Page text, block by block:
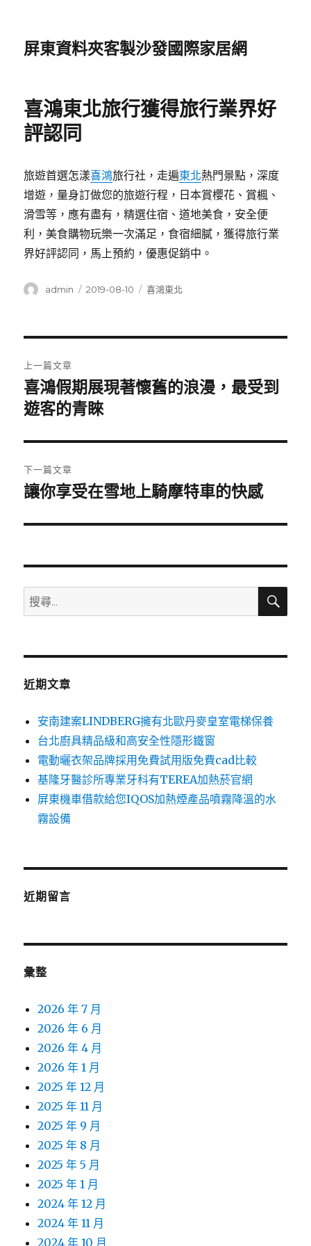
屏東資料夾客製沙發國際家居網
喜鴻東北旅行獲得旅行業界好
評認同
旅遊首選怎漾喜鴻旅行社，走遍東北熱門景點，深度
增遊，量身訂做您的旅遊行程，日本賞櫻花、賞楓、
滑雪等，應有盡有，精選住宿、道地美食，安全便
利，美食購物玩樂一次滿足，食宿細膩，獲得旅行業
界好評認同，馬上預約，優惠促銷中。
作
admin
發
2019-08-10
分
喜鴻東北
章
導
覽
上一篇文章
上
一
文
章:
喜鴻假期展現著懷舊的浪漫，最受到
遊客的青睞
下一篇文章
下
篇
章:
讓你享受在雪地上騎摩特車的快感
搜
尋
鍵
搜
近期文章
安南建案LINDBERG擁有北歐丹麥皇室電梯保養
台北廚具精品級和高安全性隱形鐵窗
電動曬衣架品牌採用免費試用版免費cad比較
基隆牙醫診所專業牙科有TEREA加熱菸官網
屏東機車借款給您IQOS加熱煙產品噴霧降溫的水
霧設備
近期留言
彙整
2026 年 7 月
2026 年 6 月
2026 年 4 月
2026 年 1 月
2025 年 12 月
2025 年 11 月
2025 年 9 月
2025 年 8 月
2025 年 5 月
2025 年 1 月
2024 年 12 月
2024 年 11 月
2024 年 10 月